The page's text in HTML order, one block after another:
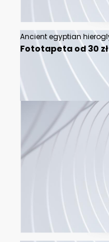
Fototapeta od 30 zł